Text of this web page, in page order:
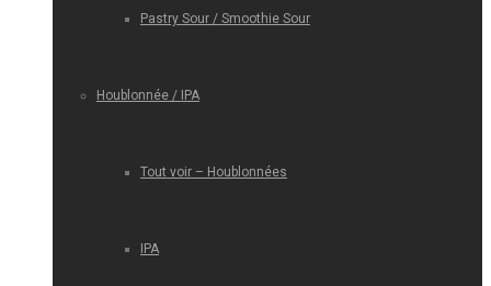
Pastry Sour / Smoothie Sour
Houblonnée / IPA
Tout voir – Houblonnées
IPA